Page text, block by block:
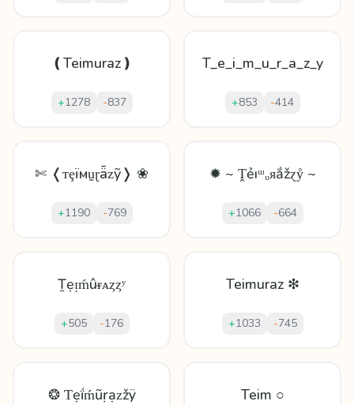
❪Teimuraz❫
+1278 -837
T_e_i_m_u_r_a_z_y
+853 -414
✄ ❬ᴛȩïмṵɽǟᴢỹ❭ ❀
+1190 -769
✹ ~ Ṱẻıᵚᵤᴙắžɀẙ ~
+1066 -664
Ṯẹᴉḿûᵲᴀȥȥʸ
+505 -176
Teimuraz ❇
+1033 -745
❂ Ƭẹḯḿũṛạᴢžÿ Teim ○